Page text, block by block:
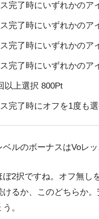
完了時にいずれかのア
完了時にいずれかのア
完了時にいずれかのア
完了時にいずれかのア
以上選択 800Pt
完了時にオフを1度も
ルのボーナスはVoレ
2択ですね。オフ無し
るか、このどちらか
。